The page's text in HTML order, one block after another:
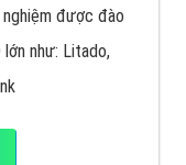
được đào
như: Litado,